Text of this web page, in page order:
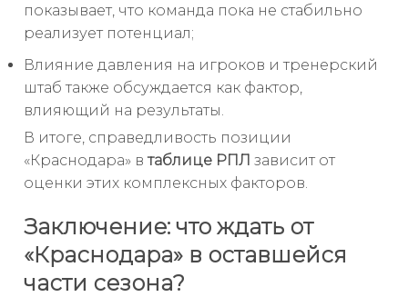
показывает, что команда пока не стабильно
реализует потенциал;
Влияние давления на игроков и тренерский
штаб также обсуждается как фактор,
влияющий на результаты.
В итоге, справедливость позиции
«Краснодара» втаблице РПЛ зависит от
оценки этих комплексных факторов.
Заключение: что ждать от
«Краснодара» в оставшейся
части сезона?